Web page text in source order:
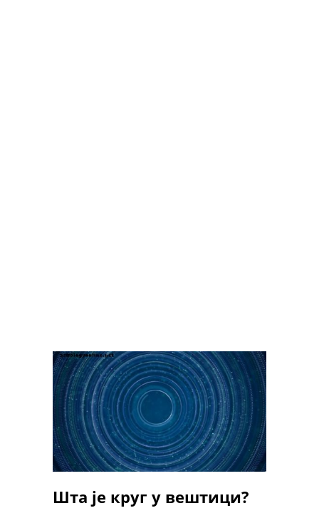
Шта је круг у вештици?